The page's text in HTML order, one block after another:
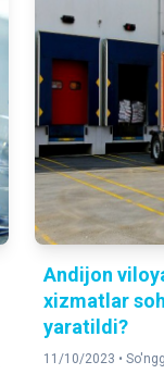
Аndijon
xizmatlar
yaratildi?
11/10/2023 •